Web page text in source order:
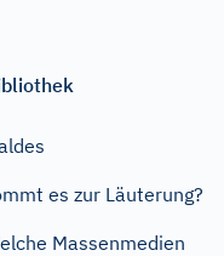
es zur Läuterung?
Massenmedien